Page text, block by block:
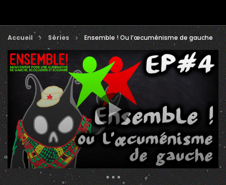
Accueil Séries Ensemble ! Ou l’œcuménisme de gauche
366 Views